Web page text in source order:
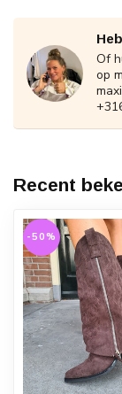
Of
op
Recent
-50%